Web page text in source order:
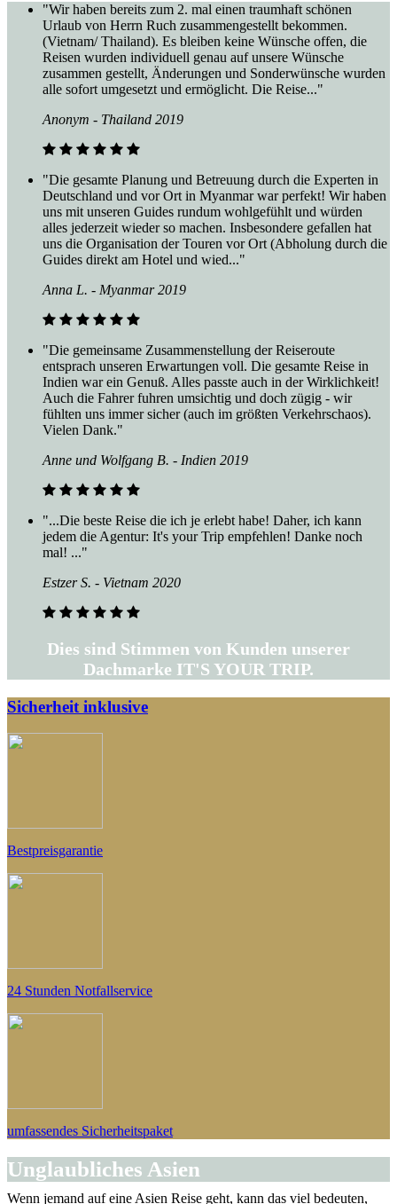
"Wir haben bereits zum 2. mal einen traumhaft schönen
Urlaub von Herrn Ruch zusammengestellt bekommen.
(Vietnam/ Thailand). Es bleiben keine Wünsche offen, die
Reisen wurden individuell genau auf unsere Wünsche
zusammen gestellt, Änderungen und Sonderwünsche wurden
alle sofort umgesetzt und ermöglicht. Die Reise..."
Anonym - Thailand 2019
"Die gesamte Planung und Betreuung durch die Experten in
Deutschland und vor Ort in Myanmar war perfekt! Wir haben
uns mit unseren Guides rundum wohlgefühlt und würden
alles jederzeit wieder so machen. Insbesondere gefallen hat
uns die Organisation der Touren vor Ort (Abholung durch die
Guides direkt am Hotel und wied..."
Anna L. - Myanmar 2019
"Die gemeinsame Zusammenstellung der Reiseroute
entsprach unseren Erwartungen voll. Die gesamte Reise in
Indien war ein Genuß. Alles passte auch in der Wirklichkeit!
Auch die Fahrer fuhren umsichtig und doch zügig - wir
fühlten uns immer sicher (auch im größten Verkehrschaos).
Vielen Dank."
Anne und Wolfgang B. - Indien 2019
"...Die beste Reise die ich je erlebt habe! Daher, ich kann
jedem die Agentur: It's your Trip empfehlen! Danke noch
mal! ..."
Estzer S. - Vietnam 2020
Dies sind Stimmen von Kunden unserer
Dachmarke IT'S YOUR TRIP.
Sicherheit inklusive
Bestpreisgarantie
24 Stunden Notfallservice
umfassendes Sicherheitspaket
Unglaubliches Asien
Wenn jemand auf eine Asien Reise geht, kann das viel bedeuten,